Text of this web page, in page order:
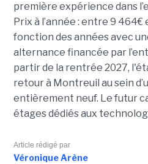
première expérience dans
Prix à l’année : entre 9 464€
fonction des années avec
alternance financée par
partir de la rentrée 2027,
retour à Montreuil au sein
entièrement neuf. Le futur
étages dédiés aux
Article rédigé par
Véronique Arène